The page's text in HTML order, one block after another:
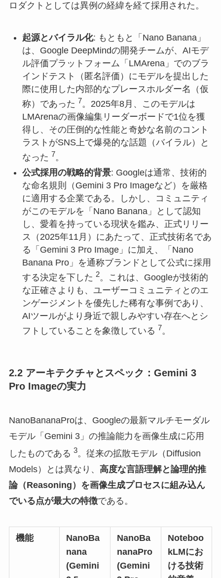
ロダクトとしては異例の経緯を経て採用された。
起源とバイラル化: もともと「Nano Banana」
は、Google DeepMindの開発チームが、AIモデ
ル評価プラットフォーム「LMArena」でのブラ
インドテスト（匿名評価）にモデルを提出した
際に使用した内部的なプレースホルダー名（仮
称）であった 7。2025年8月、このモデルは
LMArenaの画像編集リーダーボードで1位を獲
得し、その圧倒的な性能と奇妙な名前のコント
ラストがSNS上で爆発的な話題（バイラル）と
なった 7。
公式採用の戦略的背景: Googleは通常、技術的
な命名規則（Gemini 3 Pro Imageなど）を厳格
に適用する企業である。しかし、コミュニティ
がこのモデルを「Nano Banana」として認知
し、愛着を持っている現状を鑑み、正式リリー
ス（2025年11月）にあたって、正式技術名であ
る「Gemini 3 Pro Image」に加え、「Nano
Banana Pro」を通称ブランドとして公式に採用
する決定を下した 2。これは、Googleが技術的
な正確さよりも、ユーザーコミュニティとのエ
ンゲージメントを優先した稀有な事例であり、
AIツールがより身近で親しみやすい存在へとシ
フトしていることを象徴している 7。
2.2 アーキテクチャとスペック：Gemini 3
Pro Imageの実力
NanoBananaProは、Googleの最新マルチモーダル
モデル「Gemini 3」の推論能力を画像生成に応用
したものである 3。従来の拡散モデル（Diffusion
Models）とは異なり、 高度な言語理解と論理的推
論（Reasoning）を画像生成プロセスに組み込ん
でいる点が最大の特徴である。
機能
NanoBa
nana
(Gemini
NanoBa
nanaPro
(Gemini
Noteboo
kLMにお
ける技術